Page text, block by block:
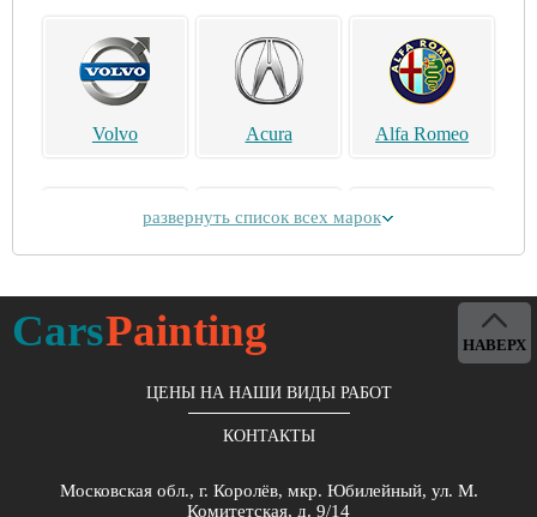
Volvo Acura Alfa Romeo
развернуть список всех марок
CarsPainting
ЦЕНЫ НА НАШИ ВИДЫ РАБОТ
КОНТАКТЫ
Московская обл., г. Королёв, мкр. Юбилейный, ул. М.
Комитетская, д. 9/14
НАВЕРХ